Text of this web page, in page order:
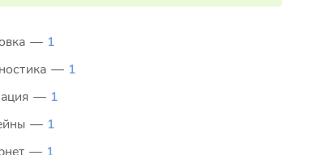
— 1
— 1
— 1
— 1